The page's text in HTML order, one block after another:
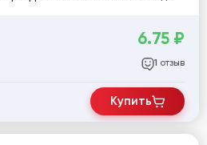
6.75 ₽
1 отзыв
Купить